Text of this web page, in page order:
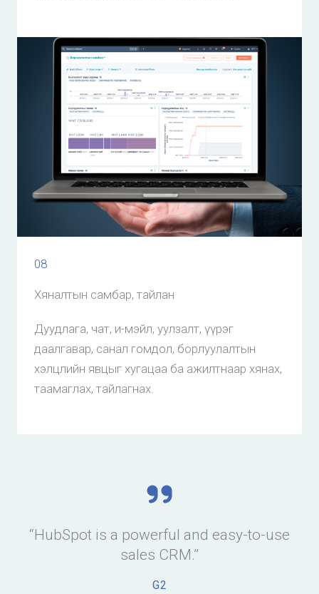
08
Хяналтын самбар, тайлан
Дуудлага, чат, и-мэйл, уулзалт, үүрэг
даалгавар, санал гомдол, борлуулалтын
хэлцлийн явцыг хугацаа ба ажилтнаар хянах,
таамаглах, тайлагнах.
“HubSpot is a powerful and easy-to-use
sales CRM.”
G2